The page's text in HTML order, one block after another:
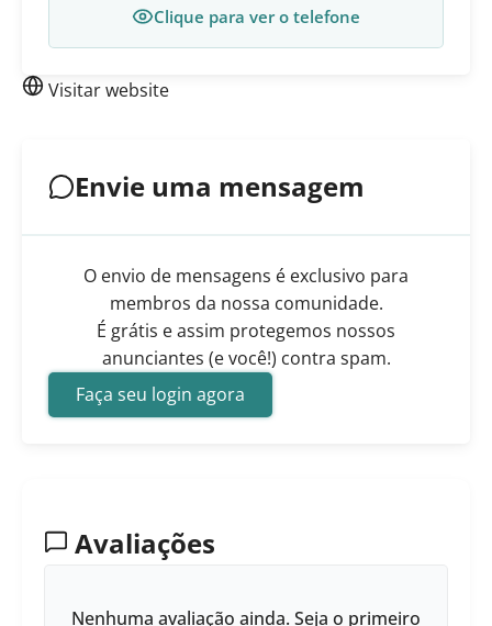
Clique para ver o telefone
Visitar website
Envie uma mensagem
O envio de mensagens é exclusivo para
membros da nossa comunidade.
É grátis e assim protegemos nossos
anunciantes (e você!) contra spam.
Faça seu login agora
Avaliações
Nenhuma avaliação ainda. Seja o primeiro